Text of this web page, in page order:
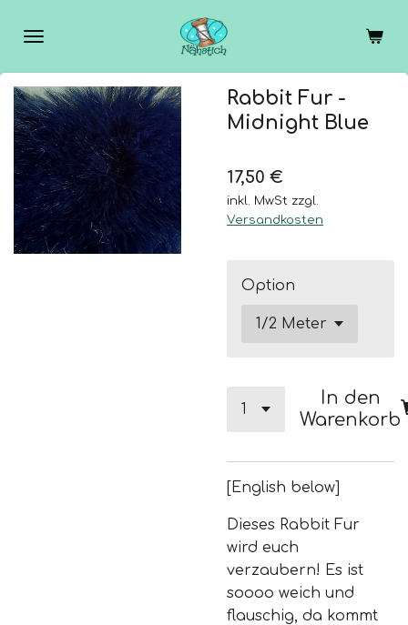
Hauptinhalt
Rabbit Fur -
Midnight Blue
17,50 €
inkl. MwSt zzgl.
Versandkosten
Option
In den
Warenkorb
[English below]
Dieses Rabbit Fur
wird euch
verzaubern! Es ist
soooo weich und
flauschig, da kommt